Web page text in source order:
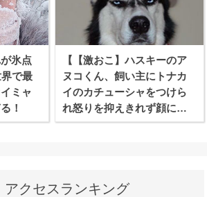
氷点
で最
ミャ
！
【【激おこ】ハスキーのア
ヌコくん、飼い主にトナカ
イのカチューシャをつけら
れ怒りを抑えきれず顔に出
てしまう！
アクセスランキング